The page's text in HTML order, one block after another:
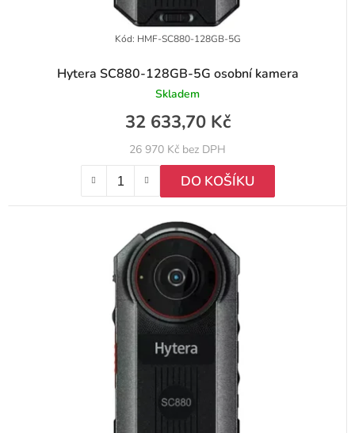
Hytera SC880-128GB-5G osobní kamera
Skladem
26 970 Kč bez DPH
32 633,70 Kč
DO KOŠÍKU
Kód: HMF-SC880-128GB-5G